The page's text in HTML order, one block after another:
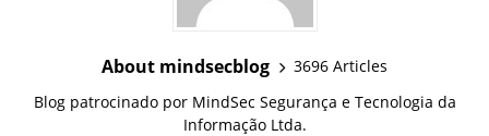
About mindsecblog
3696 Articles
Blog patrocinado por MindSec Segurança e Tecnologia da
Informação Ltda.